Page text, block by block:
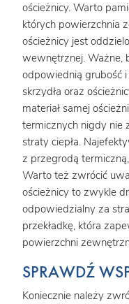
ościeżnicy. Warto
których powierzchnia
ościeżnicy jest
wewnętrznej. Ważne,
odpowiednią grubość i
skrzydła oraz
materiał samej
termicznych nigdy nie
straty ciepła.
z przegrodą
Warto też zwrócić
ościeżnicy to zwykle
odpowiedzialny za
przekładkę, która
powierzchni
SPRAWDŹ
Koniecznie należy